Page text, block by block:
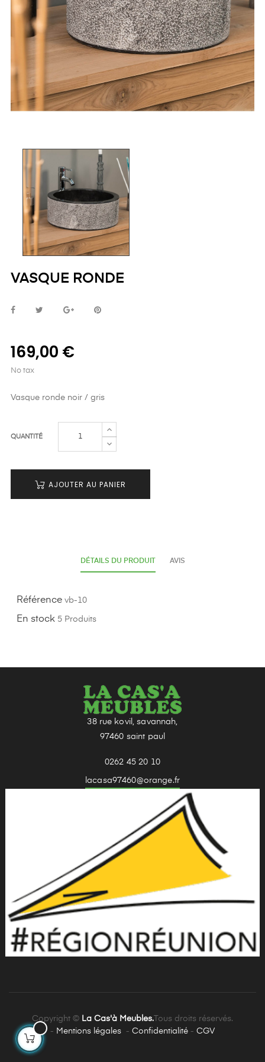
VASQUE RONDE
169,00 €
No tax
Vasque ronde noir / gris
QUANTITÉ
AJOUTER AU PANIER
DÉTAILS DU PRODUIT AVIS
Référence vb-10
En stock 5 Produits
38 rue kovil, savannah,
97460 saint paul
0262 45 20 10
lacasa97460@orange.fr
Copyright © La Cas'à Meubles.Tous droits réservés.
- Mentions légales - Confidentialité - CGV